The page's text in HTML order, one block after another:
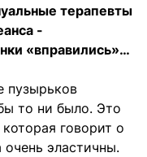
терапевты
-
«вправились»…
пузырьков
то ни было. Это
говорит о
очень эластичны.